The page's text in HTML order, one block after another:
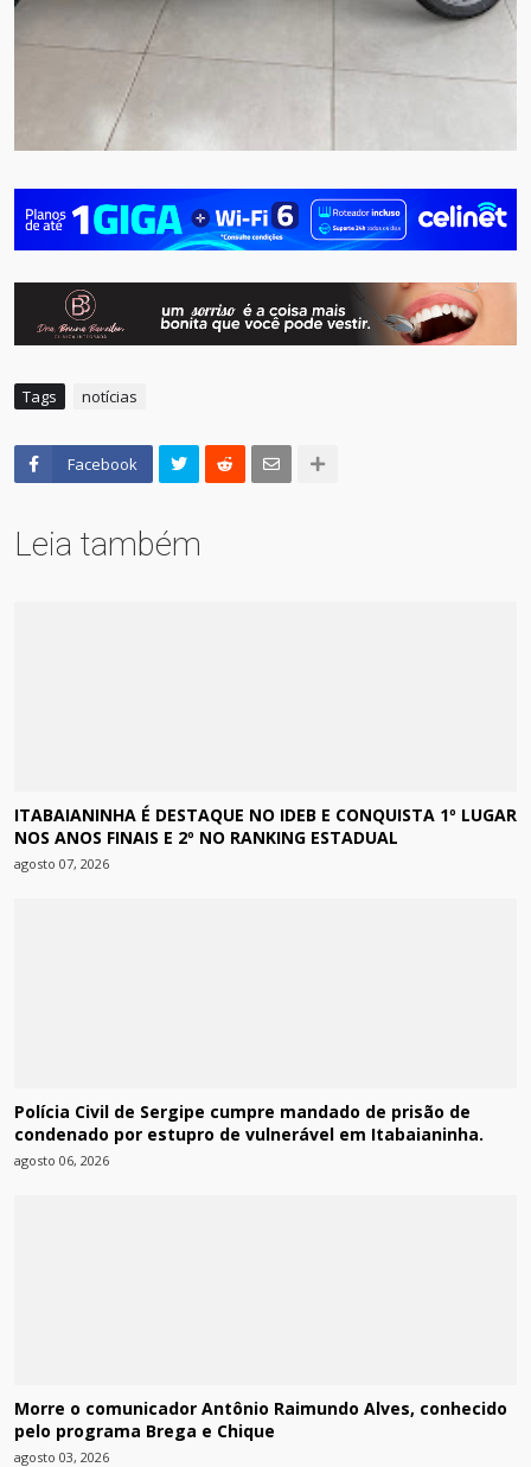
Tags notícias
Facebook
Leia também
ITABAIANINHA É DESTAQUE NO IDEB E CONQUISTA 1º LUGAR
NOS ANOS FINAIS E 2º NO RANKING ESTADUAL
agosto 07, 2026
Polícia Civil de Sergipe cumpre mandado de prisão de
condenado por estupro de vulnerável em Itabaianinha.
agosto 06, 2026
Morre o comunicador Antônio Raimundo Alves, conhecido
pelo programa Brega e Chique
agosto 03, 2026